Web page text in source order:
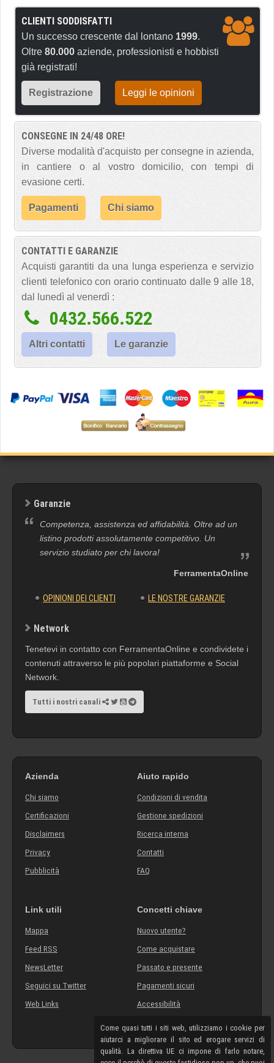
Come quasi tutti i siti web, utilizziamo i cookie per
aiutarci a migliorare il sito ed erogare servizi di
qualità. La direttiva UE ci impone di farlo notare,
CLIENTI SODDISFATTI
Un successo crescente dal lontano 1999.
Oltre 80.000 aziende, professionisti e hobbisti
già registrati!
Registrazione Leggi le opinioni
CONSEGNE IN 24/48 ORE!
Diverse modalità d'acquisto per consegne in azienda,
in cantiere o al vostro domicilio, con tempi di
evasione certi.
Pagamenti Chi siamo
CONTATTI E GARANZIE
Acquisti garantiti da una lunga esperienza e servizio
clienti telefonico con orario continuato dalle 9 alle 18,
dal lunedì al venerdì :
0432.566.522
Altri contatti Le garanzie
Garanzie
Competenza, assistenza ed affidabilità. Oltre ad un
listino prodotti assolutamente competitivo. Un
servizio studiato per chi lavora!
FerramentaOnline
OPINIONI DEI CLIENTI LE NOSTRE GARANZIE
Network
Tenetevi in contatto con FerramentaOnline e condividete i
contenuti attraverso le più popolari piattaforme e Social
Network.
Tutti i nostri canali
Azienda
Chi siamo
Certificazioni
Disclaimers
Privacy
Pubblicità
Aiuto rapido
Condizioni di vendita
Gestione spedizioni
Ricerca interna
Contatti
FAQ
Link utili
Mappa
Feed RSS
NewsLetter
Seguici su Twitter
Web Links
Concetti chiave
Nuovo utente?
Come acquistare
Passato e presente
Pagamenti sicuri
Accessibilità